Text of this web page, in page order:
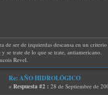
de ser de izquierdas descansa en un
y se trate de lo que se trate, antiamericano.
Revel.
Re: AÑO HIDROLÓGICO
« Respuesta #2 : 28 de Septiembre de